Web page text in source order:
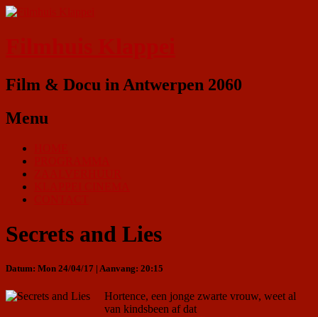
Film & Docu in Antwerpen 2060
Menu
Secrets and Lies
Datum: Mon 24/04/17 | Aanvang: 20:15
Hortence, een jonge zwarte vrouw, weet al
van kindsbeen af dat